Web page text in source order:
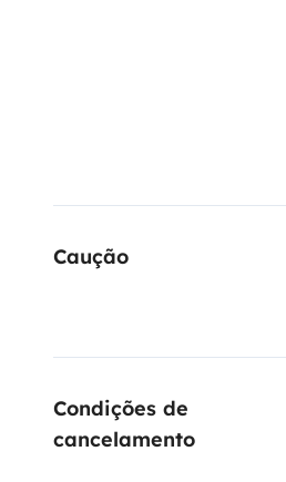
Caução
Condições de
cancelamento